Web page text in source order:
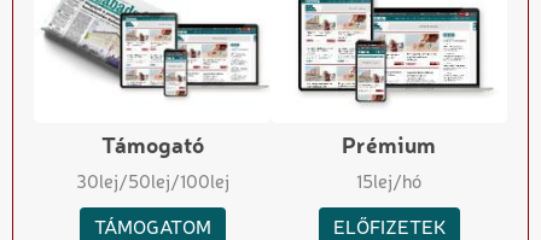
Támogató
30lej/50lej/100lej
TÁMOGATOM
Prémium
15lej/hó
ELŐFIZETEK